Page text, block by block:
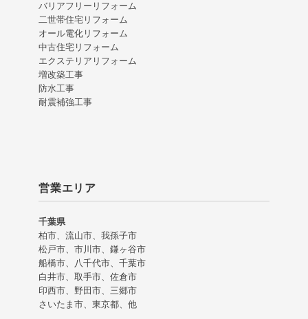
バリアフリーリフォーム
二世帯住宅リフォーム
オール電化リフォーム
中古住宅リフォーム
エクステリアリフォーム
増改築工事
防水工事
耐震補強工事
営業エリア
千葉県
柏市、流山市、我孫子市
松戸市、市川市、鎌ヶ谷市
船橋市、八千代市、千葉市
白井市、取手市、佐倉市
印西市、野田市、三郷市
さいたま市、東京都、他